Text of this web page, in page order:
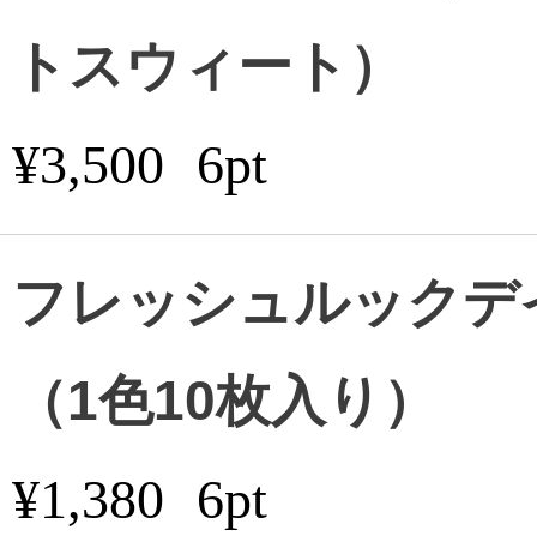
トスウィート）
¥3,500 6pt
フレッシュルックデ
（1色10枚入り）
¥1,380 6pt